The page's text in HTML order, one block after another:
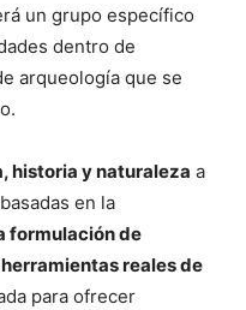
un grupo específico
dentro de
arqueología que se
historia y naturaleza a
en la
formulación de
reales de
para ofrecer